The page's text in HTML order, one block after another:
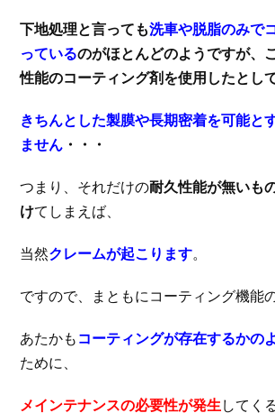
下地処理と言っても洗車や脱脂のみで
っているのがほとんどのようですが、
性能のコーティング剤を使用したとして
きちんとした製膜や長期密着を可能と
ません ・・・
つまり、それだけの耐久性能が無いも
けてしまえば、
当然クレームが起こります。
ですので、まともにコーティング機能
あたかも コーティングが存在するかの
ために、
メインテナンスの必要性が発生してく